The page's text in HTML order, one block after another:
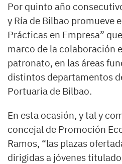
Por quinto año
y Ría de Bilbao promueve
Prácticas en Empresa”
marco de la colaboración
patronato, en las áreas
distintos departamentos
Portuaria de Bilbao.
En esta ocasión, y tal y
concejal de Promoción
Ramos, “las plazas
dirigidas a jóvenes